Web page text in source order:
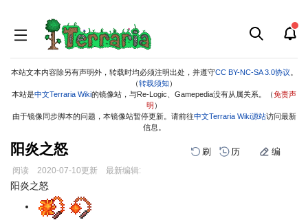
本站文本内容除另有声明外，转载时均必须注明出处，并遵守CC BY-NC-SA 3.0协议
（转载须知 ）
本站是中文Terraria Wiki的镜像站，与Re-Logic、Gamepedia没有从属关系。（免责声
明 ）
由于镜像同步脚本的问题，本镜像站暂停更新。请前往中文Terraria Wiki源站访问最新
信息。
阳炎之怒 刷 历 编
阅读 2020-07-10更新 最新编辑:
跳
跳
阳炎之怒